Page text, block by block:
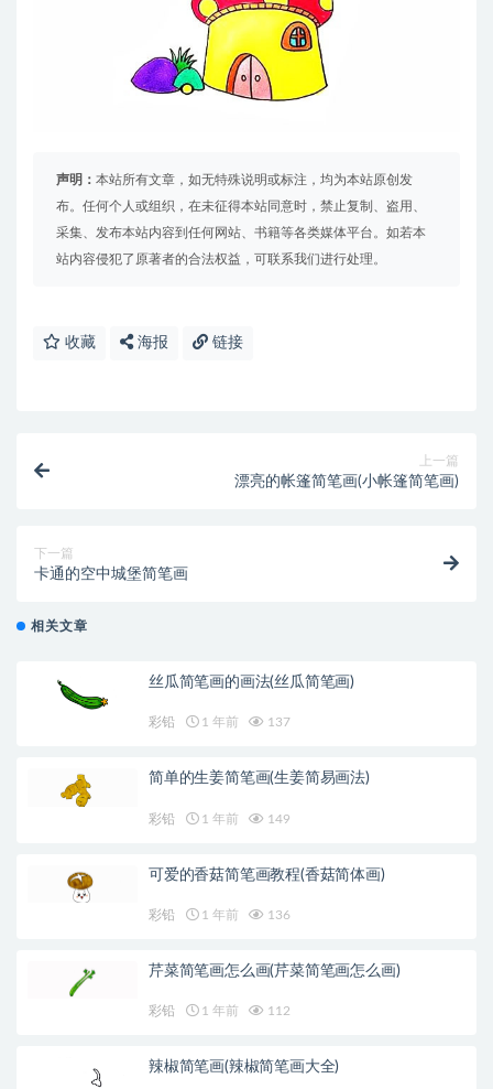
声明： 本站所有文章，如无特殊说明或标注，均为本站原创发
布。任何个人或组织，在未征得本站同意时，禁止复制、盗用、
采集、发布本站内容到任何网站、书籍等各类媒体平台。如若本
站内容侵犯了原著者的合法权益，可联系我们进行处理。
收藏 海报 链接
上一篇
漂亮的帐篷简笔画(小帐篷简笔画)
下一篇
卡通的空中城堡简笔画
相关文章
丝瓜简笔画的画法(丝瓜简笔画)
彩铅 1 年前 137
简单的生姜简笔画(生姜简易画法)
彩铅 1 年前 149
可爱的香菇简笔画教程(香菇简体画)
彩铅 1 年前 136
芹菜简笔画怎么画(芹菜简笔画怎么画)
彩铅 1 年前 112
辣椒简笔画(辣椒简笔画大全)